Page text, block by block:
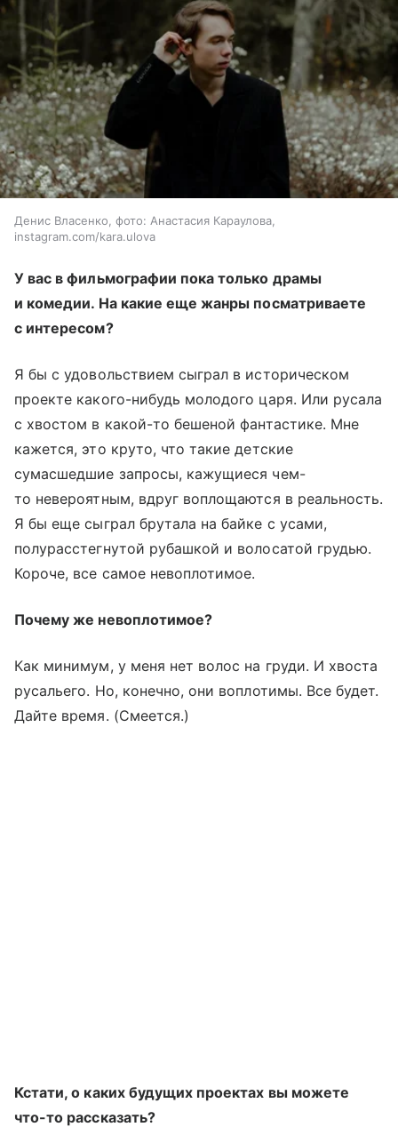
Денис Власенко, фото: Анастасия Караулова,
instagram.com/kara.ulova
У вас в фильмографии пока только драмы
и комедии. На какие еще жанры посматриваете
с интересом?
Я бы с удовольствием сыграл в историческом
проекте какого-нибудь молодого царя. Или русала
с хвостом в какой-то бешеной фантастике. Мне
кажется, это круто, что такие детские
сумасшедшие запросы, кажущиеся чем-
то невероятным, вдруг воплощаются в реальность.
Я бы еще сыграл брутала на байке с усами,
полурасстегнутой рубашкой и волосатой грудью.
Короче, все самое невоплотимое.
Почему же невоплотимое?
Как минимум, у меня нет волос на груди. И хвоста
русальего. Но, конечно, они воплотимы. Все будет.
Дайте время. (Смеется.)
Кстати, о каких будущих проектах вы можете
что-то рассказать?